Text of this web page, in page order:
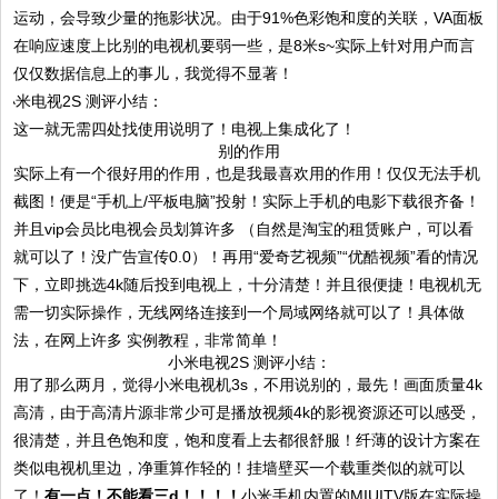
运动，会导致少量的拖影状况。由于91%色彩饱和度的关联，VA面板
在响应速度上比别的电视机要弱一些，是8米s~实际上针对用户而言
仅仅数据信息上的事儿，我觉得不显著！
这一就无需四处找使用说明了！电视上集成化了！
别的作用
实际上有一个很好用的作用，也是我最喜欢用的作用！仅仅无法手机
截图！便是“手机上/平板电脑”投射！实际上手机的电影下载很齐备！
并且vip会员比电视会员划算许多 （自然是淘宝的租赁账户，可以看
就可以了！没广告宣传0.0）！再用“爱奇艺视频”“优酷视频”看的情况
下，立即挑选4k随后投到电视上，十分清楚！并且很便捷！电视机无
需一切实际操作，无线网络连接到一个局域网络就可以了！具体做
法，在网上许多 实例教程，非常简单！
小米电视2S 测评小结：
用了那么两月，觉得小米电视机3s，不用说别的，最先！画面质量4k
高清，由于高清片源非常少可是播放视频4k的影视资源还可以感受，
很清楚，并且色饱和度，饱和度看上去都很舒服！纤薄的设计方案在
类似电视机里边，净重算作轻的！挂墙壁买一个载重类似的就可以